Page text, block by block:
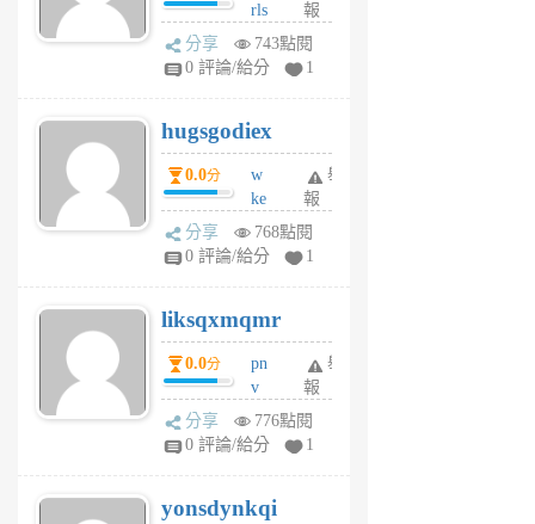
前
rls
k
m
6
個
月
前
報
分享
743點閱
0 評論/給分
1
hugsgodiex
0.0分
w
ke
rv
pj
6
個
月
前
舉
報
分享
768點閱
0 評論/給分
1
liksqxmqmr
0.0分
pn
v
wt
sv
6
舉
報
分享
776點閱
0 評論/給分
1
yonsdynkqi